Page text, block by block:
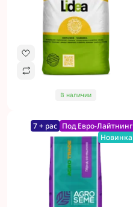
В наличии
7 + рас Под Евро-Лайтнинг
Новинка